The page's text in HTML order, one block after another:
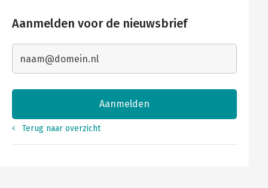
Aanmelden voor de nieuwsbrief
Terug naar overzicht